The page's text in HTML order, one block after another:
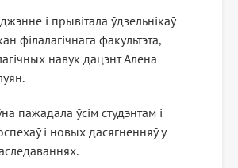
і прывітала ўдзельнікаў
філалагічнага факультэта,
навук дацэнт Алена
пажадала ўсім студэнтам і
і новых дасягненняў у